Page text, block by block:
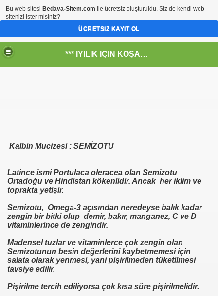
*** İYİLİK İÇİN KOŞANLARIN YERİ***
Kalbin Mucizesi : SEMİZOTU
Latince ismi Portulaca oleracea olan Semizotu
Ortadoğu ve Hindistan kökenlidir. Ancak her iklim ve
toprakta yetişir.
Semizotu, Omega-3 açısından neredeyse balık kadar
zengin bir bitki olup demir, bakır, manganez, C ve D
vitaminlerince de zengindir.
Madensel tuzlar ve vitaminlerce çok zengin olan
Semizotunun besin değerlerini kaybetmemesi için
salata olarak yenmesi, yani pişirilmeden tüketilmesi
tavsiye edilir.
Pişirilme tercih ediliyorsa çok kısa süre pişirilmelidir.
- HİDROJEN ENERJİ MRK *NASIL ENGELLENDİ* !!!
-Engellenen Mühendis !!!
Halal Food
Bu web sitesi Bedava-Sitem.com ile ücretsiz oluşturuldu. Siz de kendi web
sitenizi ister misiniz?
ÜCRETSIZ KAYIT OL